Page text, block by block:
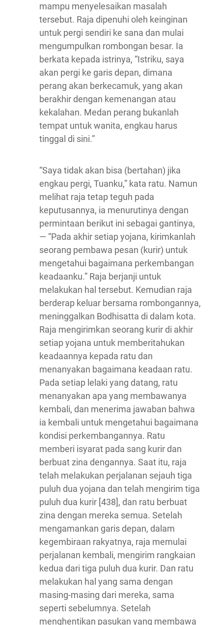
mampu menyelesaikan masalah
tersebut. Raja dipenuhi oleh keinginan
untuk pergi sendiri ke sana dan mulai
mengumpulkan rombongan besar. Ia
berkata kepada istrinya, “Istriku, saya
akan pergi ke garis depan, dimana
perang akan berkecamuk, yang akan
berakhir dengan kemenangan atau
kekalahan. Medan perang bukanlah
tempat untuk wanita, engkau harus
tinggal di sini.”
“Saya tidak akan bisa (bertahan) jika
engkau pergi, Tuanku,” kata ratu. Namun
melihat raja tetap teguh pada
keputusannya, ia menurutinya dengan
permintaan berikut ini sebagai gantinya,
— “Pada akhir setiap yojana, kirimkanlah
seorang pembawa pesan (kurir) untuk
mengetahui bagaimana perkembangan
keadaanku.” Raja berjanji untuk
melakukan hal tersebut. Kemudian raja
berderap keluar bersama rombongannya,
meninggalkan Bodhisatta di dalam kota.
Raja mengirimkan seorang kurir di akhir
setiap yojana untuk memberitahukan
keadaannya kepada ratu dan
menanyakan bagaimana keadaan ratu.
Pada setiap lelaki yang datang, ratu
menanyakan apa yang membawanya
kembali, dan menerima jawaban bahwa
ia kembali untuk mengetahui bagaimana
kondisi perkembangannya. Ratu
memberi isyarat pada sang kurir dan
berbuat zina dengannya. Saat itu, raja
telah melakukan perjalanan sejauh tiga
puluh dua yojana dan telah mengirim tiga
puluh dua kurir [438], dan ratu berbuat
zina dengan mereka semua. Setelah
mengamankan garis depan, dalam
kegembiraan rakyatnya, raja memulai
perjalanan kembali, mengirim rangkaian
kedua dari tiga puluh dua kurir. Dan ratu
melakukan hal yang sama dengan
masing-masing dari mereka, sama
seperti sebelumnya. Setelah
menghentikan pasukan yang membawa